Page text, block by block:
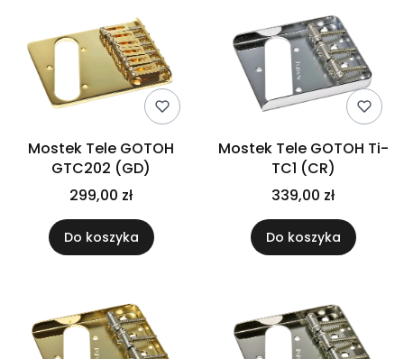
Mostek Tele GOTOH
GTC202 (GD)
299,00 zł
Do koszyka
Mostek Tele GOTOH Ti-
TC1 (CR)
339,00 zł
Do koszyka